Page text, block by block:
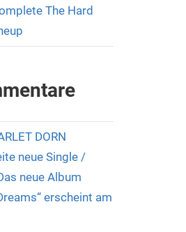
The Hard
DORN
neue Single /
neue Album
erscheint am